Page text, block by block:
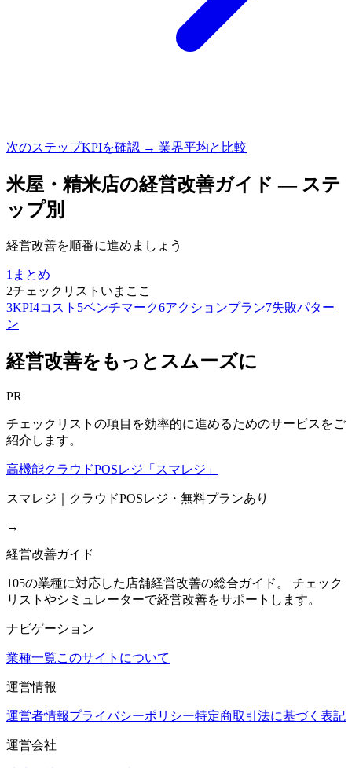
次のステップKPIを確認 → 業界平均と比較
米屋・精米店の経営改善ガイド — ステ
ップ別
経営改善を順番に進めましょう
1 まとめ
2チェックリスト いまここ
3KPI4コスト 5ベンチマーク6アクションプラン7失敗パター
ン
経営改善をもっとスムーズに
PR
チェックリストの項目を効率的に進めるためのサービスをご
紹介します。
高機能クラウドPOSレジ「スマレジ」
スマレジ｜クラウドPOSレジ・無料プランあり
→
経営改善ガイド
105の業種に対応した店舗経営改善の総合ガイド。 チェック
リストやシミュレーターで経営改善をサポートします。
ナビゲーション
業種一覧このサイトについて
運営情報
運営者情報プライバシーポリシー特定商取引法に基づく表記
運営会社